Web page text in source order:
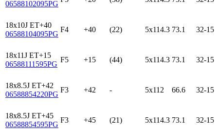
06588102095PG
18x10J ET+40
06588104095PG
F4 +40 (22) 5x114.3 73.1 32-15
18x11J ET+15
06588111595PG
F5 +15 (44) 5x114.3 73.1 32-15
18x8.5J ET+42
06588854220PG
F3 +42 - 5x112 66.6 32-15
18x8.5J ET+45
06588854595PG
F3 +45 (21) 5x114.3 73.1 32-15